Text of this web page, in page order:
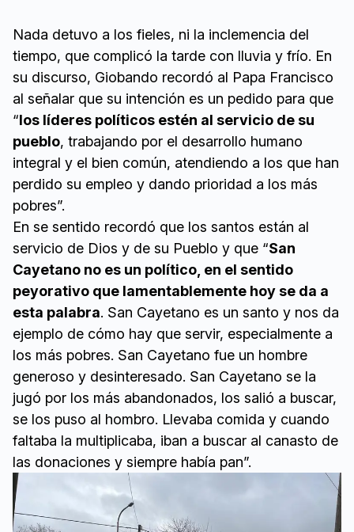
Nada detuvo a los fieles, ni la inclemencia del
tiempo, que complicó la tarde con lluvia y frío. En
su discurso, Giobando recordó al Papa Francisco
al señalar que su intención es un pedido para que
“los líderes políticos estén al servicio de su
pueblo, trabajando por el desarrollo humano
integral y el bien común, atendiendo a los que han
perdido su empleo y dando prioridad a los más
pobres”.
En se sentido recordó que los santos están al
servicio de Dios y de su Pueblo y que “San
Cayetano no es un político, en el sentido
peyorativo que lamentablemente hoy se da a
esta palabra. San Cayetano es un santo y nos da
ejemplo de cómo hay que servir, especialmente a
los más pobres. San Cayetano fue un hombre
generoso y desinteresado. San Cayetano se la
jugó por los más abandonados, los salió a buscar,
se los puso al hombro. Llevaba comida y cuando
faltaba la multiplicaba, iban a buscar al canasto de
las donaciones y siempre había pan”.